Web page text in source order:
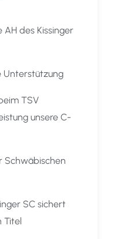
des Kissinger
Unterstützung
TSV
unsere C-
Schwäbischen
SC sichert
Titel